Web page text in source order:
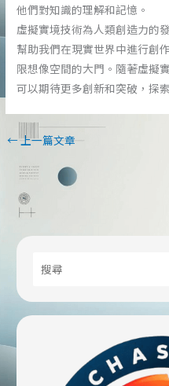
他們對知識的理解和記憶。
虛擬實境技術為人類創造力的
幫助我們在現實世界中進行創
限想像空間的大門。隨著虛擬
可以期待更多創新和突破，探
←上一篇文章
搜
尋